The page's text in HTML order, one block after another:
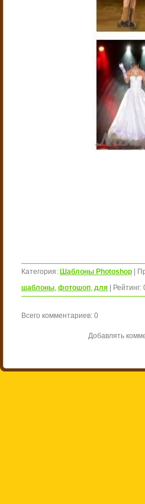
Категория: Шаблоны Photoshop
шаблоны, фотошоп, для Рейтинг:
Всего комментариев: 0
Добавлять